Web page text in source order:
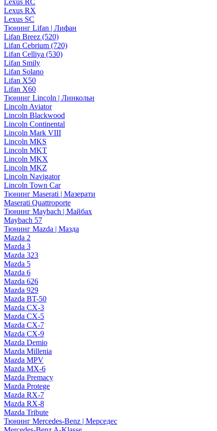
Lexus RC
Lexus RX
Lexus SC
Тюнинг Lifan | Лифан
Lifan Breez (520)
Lifan Cebrium (720)
Lifan Celliya (530)
Lifan Smily
Lifan Solano
Lifan X50
Lifan X60
Тюнинг Lincoln | Линкольн
Lincoln Aviator
Lincoln Blackwood
Lincoln Continental
Lincoln Mark VIII
Lincoln MKS
Lincoln MKT
Lincoln MKX
Lincoln MKZ
Lincoln Navigator
Lincoln Town Car
Тюнинг Maserati | Мазерати
Maserati Quattroporte
Тюнинг Maybach | Майбах
Maybach 57
Тюнинг Mazda | Мазда
Mazda 2
Mazda 3
Mazda 323
Mazda 5
Mazda 6
Mazda 626
Mazda 929
Mazda BT-50
Mazda CX-3
Mazda CX-5
Mazda CX-7
Mazda CX-9
Mazda Demio
Mazda Millenia
Mazda MPV
Mazda MX-6
Mazda Premacy
Mazda Protege
Mazda RX-7
Mazda RX-8
Mazda Tribute
Тюнинг Mercedes-Benz | Мерседес